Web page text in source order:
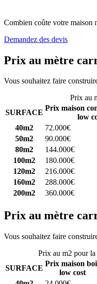
Combien coûte votre maison
Demandez des devis
Prix au mètre
Vous souhaitez faire
Prix au
SURFACE
Prix maison
low
40m2
72.000€
50m2
90.000€
80m2
144.000€
100m2
180.000€
120m2
216.000€
160m2
288.000€
200m2
360.000€
Prix au mètre
Vous souhaitez faire
Prix au m2 pour la
SURFACE
Prix maison
low cost